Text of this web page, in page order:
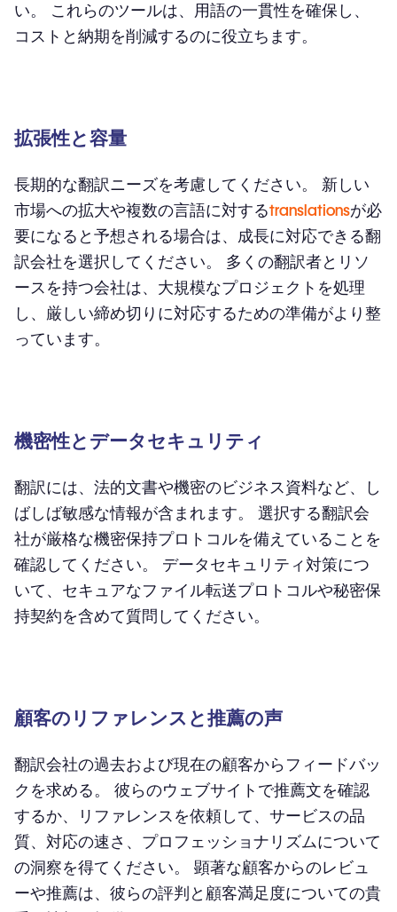
い。 これらのツールは、用語の一貫性を確保し、
コストと納期を削減するのに役立ちます。
拡張性と容量
長期的な翻訳ニーズを考慮してください。 新しい
市場への拡大や複数の言語に対するtranslationsが必
要になると予想される場合は、成長に対応できる翻
訳会社を選択してください。 多くの翻訳者とリソ
ースを持つ会社は、大規模なプロジェクトを処理
し、厳しい締め切りに対応するための準備がより整
っています。
機密性とデータセキュリティ
翻訳には、法的文書や機密のビジネス資料など、し
ばしば敏感な情報が含まれます。 選択する翻訳会
社が厳格な機密保持プロトコルを備えていることを
確認してください。 データセキュリティ対策につ
いて、セキュアなファイル転送プロトコルや秘密保
持契約を含めて質問してください。
顧客のリファレンスと推薦の声
翻訳会社の過去および現在の顧客からフィードバッ
クを求める。 彼らのウェブサイトで推薦文を確認
するか、リファレンスを依頼して、サービスの品
質、対応の速さ、プロフェッショナリズムについて
の洞察を得てください。 顕著な顧客からのレビュ
ーや推薦は、彼らの評判と顧客満足度についての貴